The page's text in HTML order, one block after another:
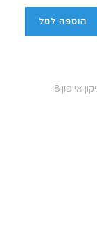
הוספה לסל
אייפון 8